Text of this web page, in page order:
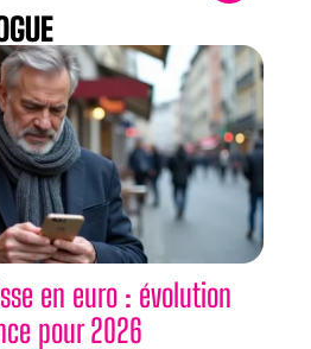
en euro : évolution
pour 2026